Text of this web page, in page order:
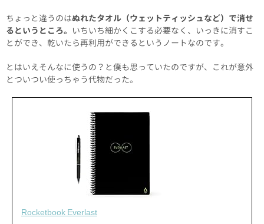
ちょっと違うのはぬれたタオル（ウェットティッシュなど）で消せ
るというところ。 いちいち細かくこする必要なく、いっきに消すこ
とができ、乾いたら再利用ができるというノートなのです。
とはいえそんなに使うの？と僕も思っていたのですが、これが意外
とついつい使っちゃう代物だった。
Rocketbook Everlast